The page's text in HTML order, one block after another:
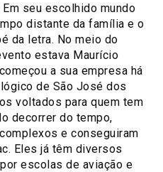
seu escolhido mundo
distante da família e o
da letra. No meio do
estava Maurício
a sua empresa há
de São José dos
voltados para quem tem
decorrer do tempo,
e conseguiram
Eles já têm diversos
escolas de aviação e